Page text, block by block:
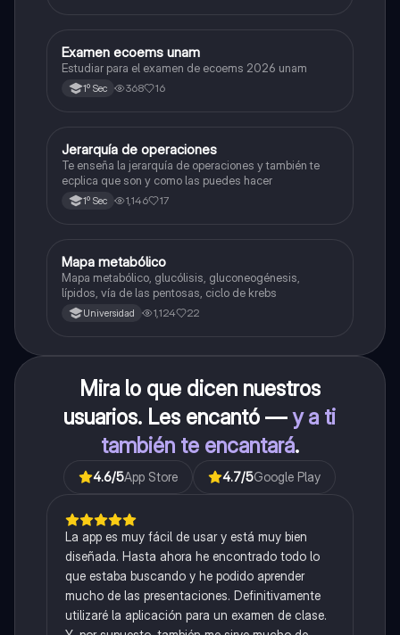
Español
Examen ecoems unam
Estudiar para el examen de ecoems 2026 unam
1º Sec 368 16
Matemáticas
Jerarquía de operaciones
Te enseña la jerarquía de operaciones y también te
ecplica que son y como las puedes hacer
1º Sec 1,146 17
Biología
Mapa metabólico
Mapa metabólico, glucólisis, gluconeogénesis,
lípidos, vía de las pentosas, ciclo de krebs
Universidad 1,124 22
Mira lo que dicen nuestros
usuarios. Les encantó —y a ti
también te encantará.
4.6/5App Store 4.7/5Google Play
La app es muy fácil de usar y está muy bien
diseñada. Hasta ahora he encontrado todo lo
que estaba buscando y he podido aprender
mucho de las presentaciones. Definitivamente
utilizaré la aplicación para un examen de clase.